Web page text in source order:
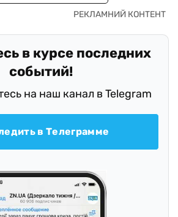
в курсе последних
событий!
на наш канал в Telegram
в Телеграмме